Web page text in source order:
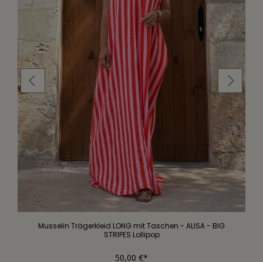
Musselin Trägerkleid LONG mit Taschen - ALISA - BIG
STRIPES Lollipop
50,00 €*